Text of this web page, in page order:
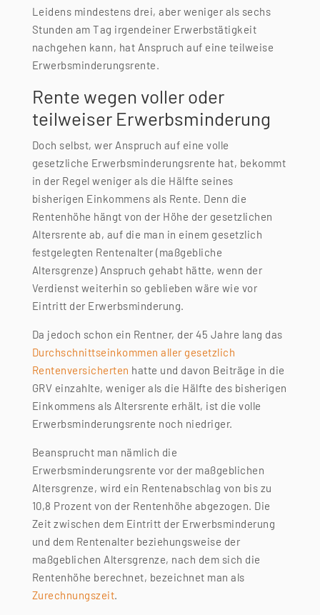
Leidens mindestens drei, aber weniger als sechs
Stunden am Tag irgendeiner Erwerbstätigkeit
nachgehen kann, hat Anspruch auf eine teilweise
Erwerbsminderungsrente.
Rente wegen voller oder
teilweiser Erwerbsminderung
Doch selbst, wer Anspruch auf eine volle
gesetzliche Erwerbsminderungsrente hat, bekommt
in der Regel weniger als die Hälfte seines
bisherigen Einkommens als Rente. Denn die
Rentenhöhe hängt von der Höhe der gesetzlichen
Altersrente ab, auf die man in einem gesetzlich
festgelegten Rentenalter (maßgebliche
Altersgrenze) Anspruch gehabt hätte, wenn der
Verdienst weiterhin so geblieben wäre wie vor
Eintritt der Erwerbsminderung.
Da jedoch schon ein Rentner, der 45 Jahre lang das
Durchschnittseinkommen aller gesetzlich
Rentenversicherten hatte und davon Beiträge in die
GRV einzahlte, weniger als die Hälfte des bisherigen
Einkommens als Altersrente erhält, ist die volle
Erwerbsminderungsrente noch niedriger.
Beansprucht man nämlich die
Erwerbsminderungsrente vor der maßgeblichen
Altersgrenze, wird ein Rentenabschlag von bis zu
10,8 Prozent von der Rentenhöhe abgezogen. Die
Zeit zwischen dem Eintritt der Erwerbsminderung
und dem Rentenalter beziehungsweise der
maßgeblichen Altersgrenze, nach dem sich die
Rentenhöhe berechnet, bezeichnet man als
Zurechnungszeit.